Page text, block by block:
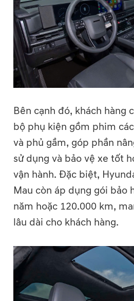
Bên cạnh đó, khách hàng
bộ phụ kiện gồm phim
và phủ gầm, góp phần
sử dụng và bảo vệ xe tốt
vận hành. Đặc biệt,
Mau còn áp dụng gói bảo
năm hoặc 120.000 km,
lâu dài cho khách hàng.